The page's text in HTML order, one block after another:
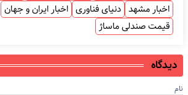
اخبار مشهد دنیای فناوری اخبار ایران و جهان
قیمت صندلی ماساژ
دیدگاه
نام